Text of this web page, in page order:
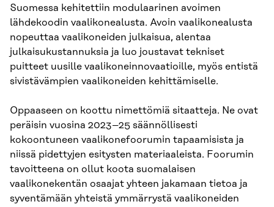
Suomessa kehitettiin modulaarinen avoimen
lähdekoodin vaalikonealusta. Avoin vaalikonealusta
nopeuttaa vaalikoneiden julkaisua, alentaa
julkaisukustannuksia ja luo joustavat tekniset
puitteet uusille vaalikoneinnovaatioille, myös entistä
sivistävämpien vaalikoneiden kehittämiselle.
Oppaaseen on koottu nimettömiä sitaatteja. Ne ovat
peräisin vuosina 2023–25 säännöllisesti
kokoontuneen vaalikonefoorumin tapaamisista ja
niissä pidettyjen esitysten materiaaleista. Foorumin
tavoitteena on ollut koota suomalaisen
vaalikonekentän osaajat yhteen jakamaan tietoa ja
syventämään yhteistä ymmärrystä vaalikoneiden